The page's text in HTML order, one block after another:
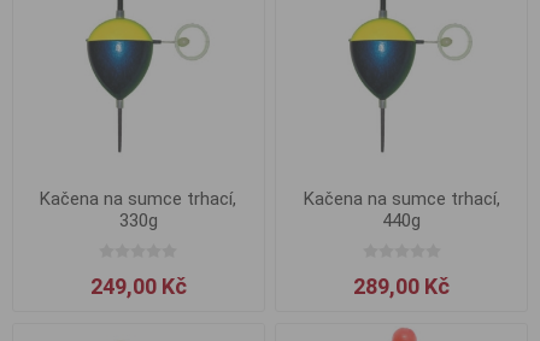
Kačena na sumce trhací,
330g
249,00 Kč
Kačena na sumce trhací,
440g
289,00 Kč